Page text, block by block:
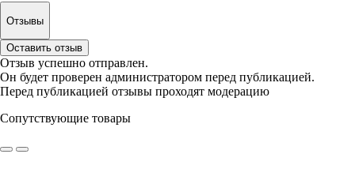
Отзывы
Оставить отзыв
Отзыв успешно отправлен.
Он будет проверен администратором перед публикацией.
Перед публикацией отзывы проходят модерацию
Сопутствующие товары